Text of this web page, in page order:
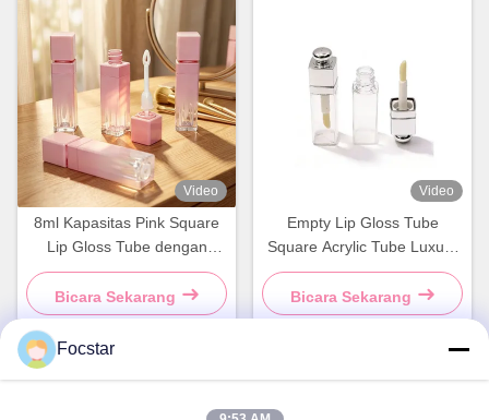
Video
8ml Kapasitas Pink Square
Lip Gloss Tube dengan
Custom Logo Printing dan
Surface Glossy
Bicara Sekarang
Video
Empty Lip Gloss Tube
Square Acrylic Tube Luxury
Lip Gloss Packaging Label
Pribadi Kemasan Kosmetik
Bicara Sekarang
Focstar